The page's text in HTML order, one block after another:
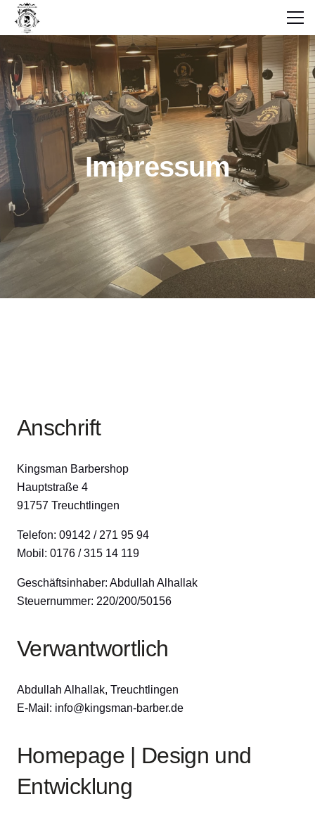
Impressum
Anschrift
Kingsman Barbershop
Hauptstraße 4
91757 Treuchtlingen
Telefon: 09142 / 271 95 94
Mobil: 0176 / 315 14 119
Geschäftsinhaber: Abdullah Alhallak
Steuernummer: 220/200/50156
Verwantwortlich
Abdullah Alhallak, Treuchtlingen
E-Mail: info@kingsman-barber.de
Homepage | Design und
Entwicklung